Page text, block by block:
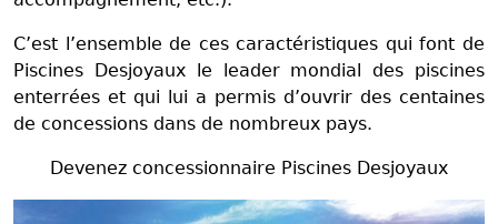
C’est l’ensemble de ces caractéristiques qui font de
Piscines Desjoyaux le leader mondial des piscines
enterrées et qui lui a permis d’ouvrir des centaines
de concessions dans de nombreux pays.
Devenez concessionnaire Piscines Desjoyaux